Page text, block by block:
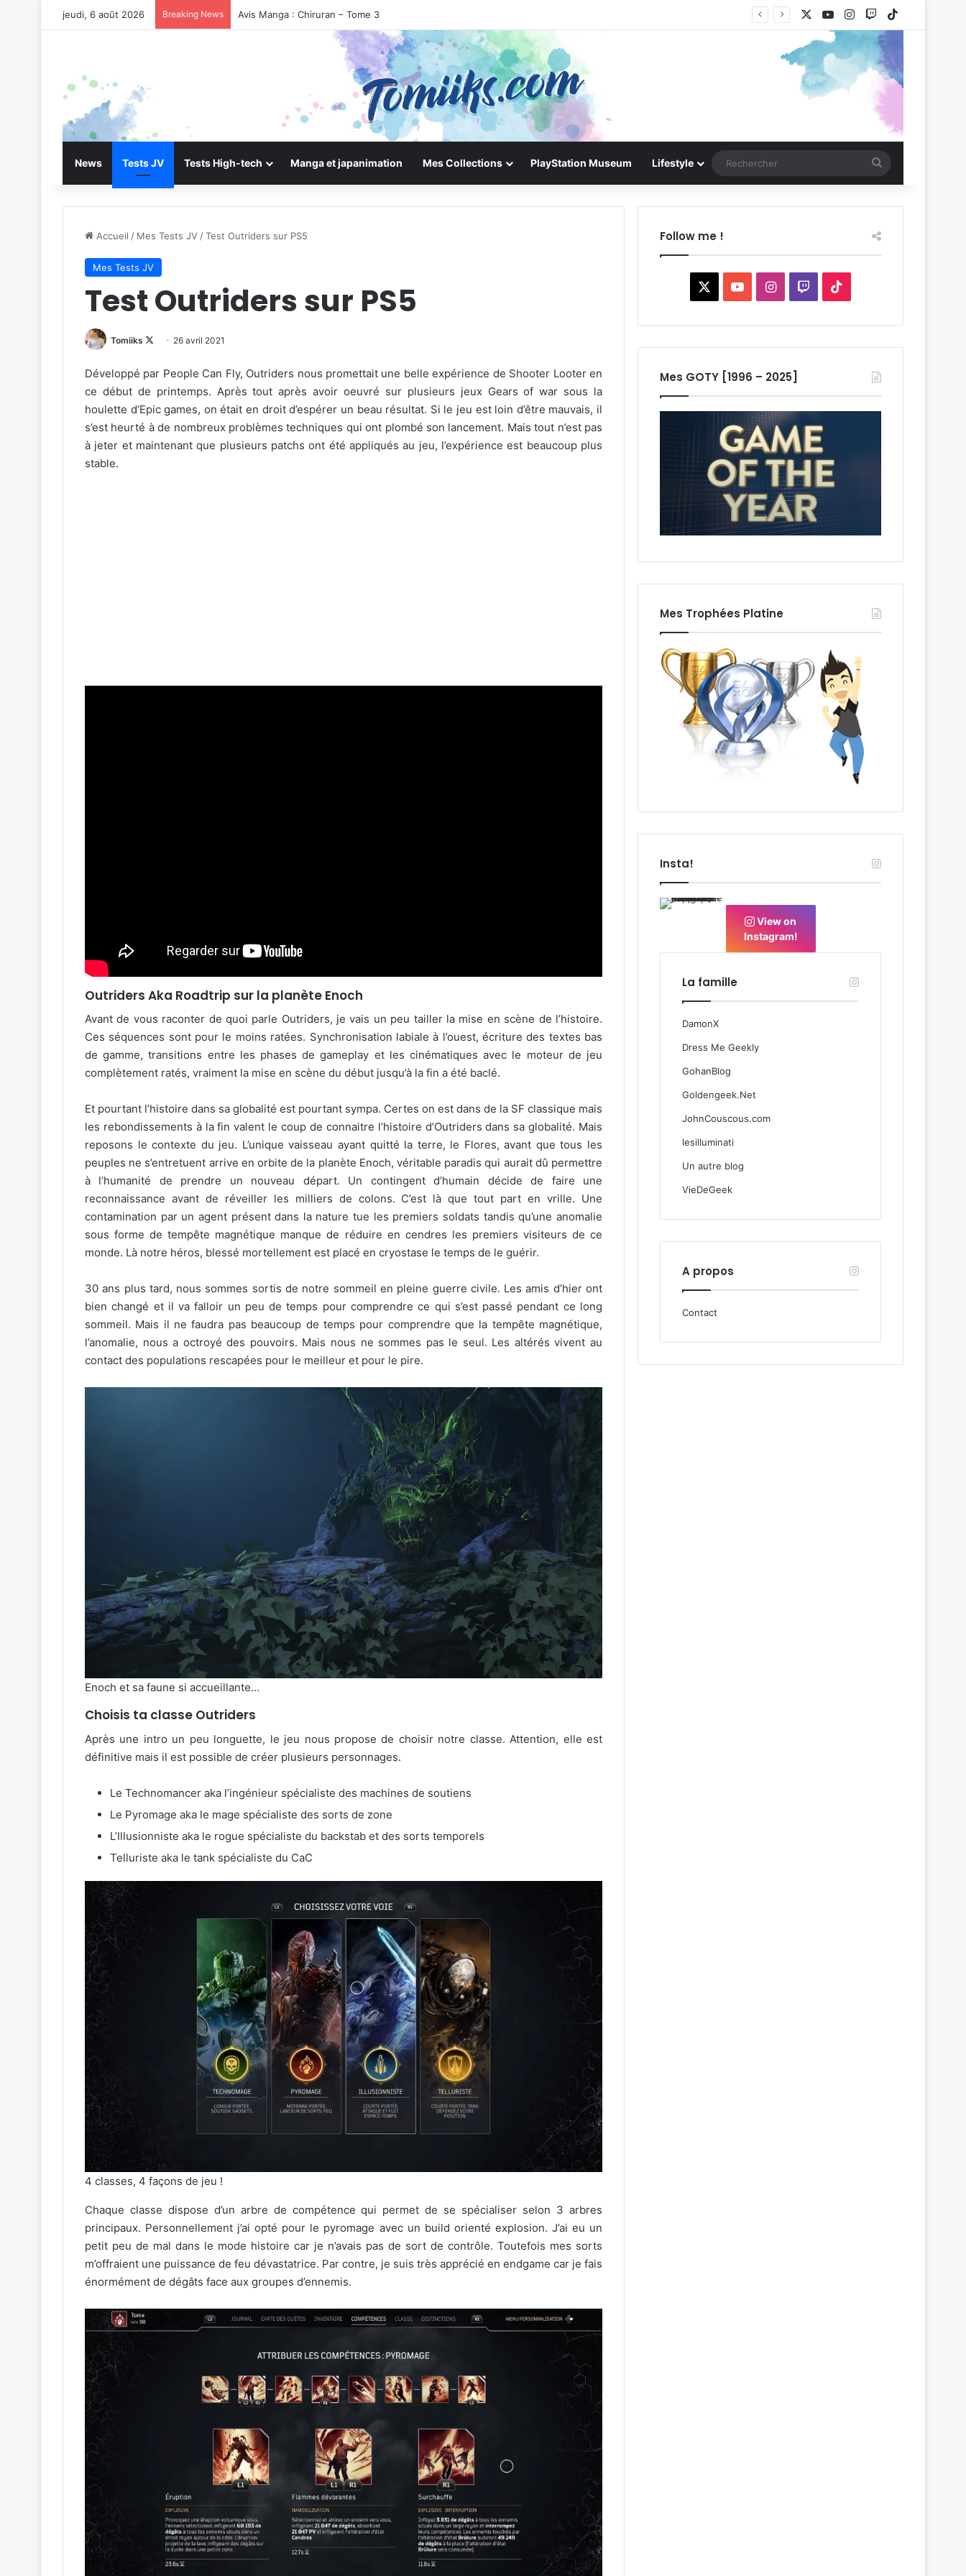
jeudi, 6 août 2026 Breaking News Avis Manga : Chiruran – Tome 3 YouTubeInstagram
Twitch
News Tests JV Tests High-tech Manga et japanimation Mes Collections PlayStation Museum Lifestyle
Accueil / Mes Tests JV /Test Outriders sur PS5
Mes Tests JV
Test Outriders sur PS5
Tomiiks
Follow
X
26 avril 2021
Développé par People Can Fly, Outriders nous promettait une belle expérience de Shooter Looter en
ce début de printemps. Après tout après avoir oeuvré sur plusieurs jeux Gears of war sous la
houlette d’Epic games, on était en droit d’espérer un beau résultat. Si le jeu est loin d’être mauvais, il
s’est heurté à de nombreux problèmes techniques qui ont plombé son lancement. Mais tout n’est pas
à jeter et maintenant que plusieurs patchs ont été appliqués au jeu, l’expérience est beaucoup plus
stable.
Outriders Aka Roadtrip sur la planète Enoch
Avant de vous raconter de quoi parle Outriders, je vais un peu tailler la mise en scène de l’histoire.
Ces séquences sont pour le moins ratées. Synchronisation labiale à l’ouest, écriture des textes bas
de gamme, transitions entre les phases de gameplay et les cinématiques avec le moteur de jeu
complètement ratés, vraiment la mise en scène du début jusqu’à la fin a été baclé.
Et pourtant l’histoire dans sa globalité est pourtant sympa. Certes on est dans de la SF classique mais
les rebondissements à la fin valent le coup de connaitre l’histoire d’Outriders dans sa globalité. Mais
reposons le contexte du jeu. L’unique vaisseau ayant quitté la terre, le Flores, avant que tous les
peuples ne s’entretuent arrive en orbite de la planète Enoch, véritable paradis qui aurait dû permettre
à l’humanité de prendre un nouveau départ. Un contingent d’humain décide de faire une
reconnaissance avant de réveiller les milliers de colons. C’est là que tout part en vrille. Une
contamination par un agent présent dans la nature tue les premiers soldats tandis qu’une anomalie
sous forme de tempête magnétique manque de réduire en cendres les premiers visiteurs de ce
monde. Là notre héros, blessé mortellement est placé en cryostase le temps de le guérir.
30 ans plus tard, nous sommes sortis de notre sommeil en pleine guerre civile. Les amis d’hier ont
bien changé et il va falloir un peu de temps pour comprendre ce qui s’est passé pendant ce long
sommeil. Mais il ne faudra pas beaucoup de temps pour comprendre que la tempête magnétique,
l’anomalie, nous a octroyé des pouvoirs. Mais nous ne sommes pas le seul. Les altérés vivent au
contact des populations rescapées pour le meilleur et pour le pire.
Enoch et sa faune si accueillante…
Choisis ta classe Outriders
Après une intro un peu longuette, le jeu nous propose de choisir notre classe. Attention, elle est
définitive mais il est possible de créer plusieurs personnages.
Le Technomancer aka l’ingénieur spécialiste des machines de soutiens
Le Pyromage aka le mage spécialiste des sorts de zone
L’Illusionniste aka le rogue spécialiste du backstab et des sorts temporels
Telluriste aka le tank spécialiste du CaC
4 classes, 4 façons de jeu !
Chaque classe dispose d’un arbre de compétence qui permet de se spécialiser selon 3 arbres
principaux. Personnellement j’ai opté pour le pyromage avec un build orienté explosion. J’ai eu un
petit peu de mal dans le mode histoire car je n’avais pas de sort de contrôle. Toutefois mes sorts
m’offraient une puissance de feu dévastatrice. Par contre, je suis très apprécié en endgame car je fais
énormément de dégâts face aux groupes d’ennemis.
Follow me !
YouTubeInstagram
Twitch
Mes GOTY [1996 – 2025]
Mes Trophées Platine
Insta!
View on
Instagram!
La famille
DamonX
Dress Me Geekly
GohanBlog
Goldengeek.Net
JohnCouscous.com
lesilluminati
Un autre blog
VieDeGeek
A propos
Contact